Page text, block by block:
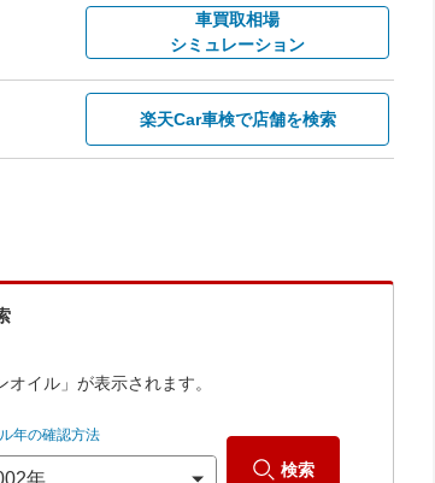
車買取相場
シミュレーション
楽天Car車検で店舗を検索
イル」が表示されます。
年の確認方法
検索